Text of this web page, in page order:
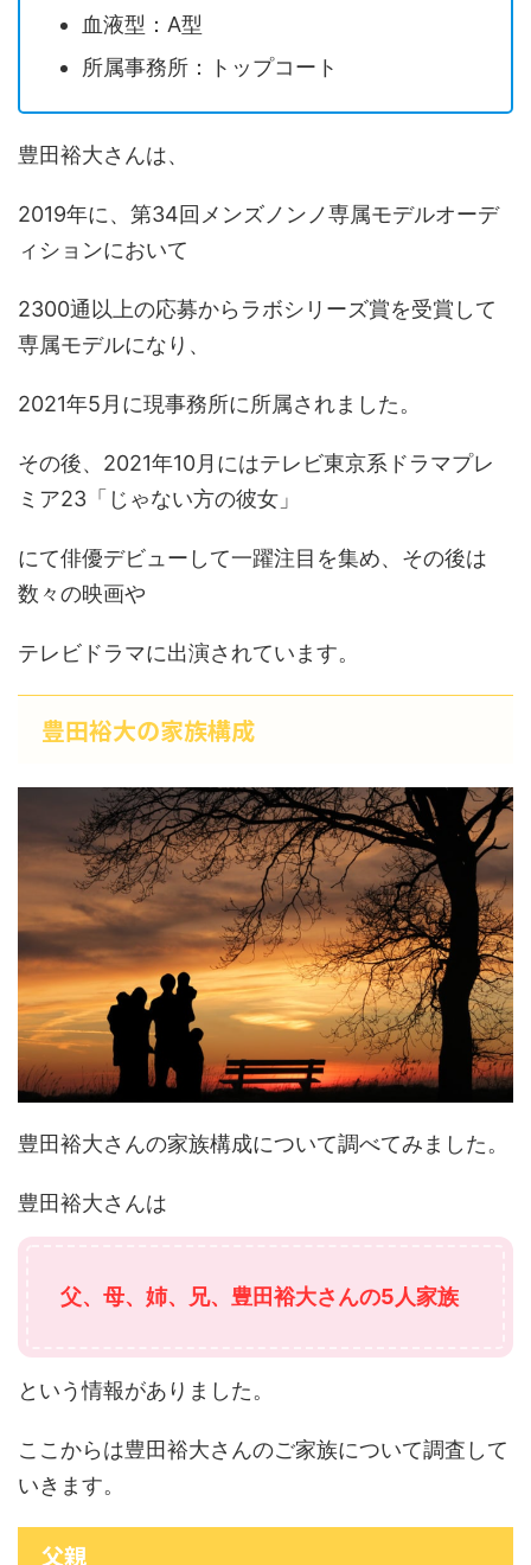
血液型：A型
所属事務所：トップコート
豊田裕大さんは、
2019年に、第34回メンズノンノ専属モデルオーデ
ィションにおいて
2300通以上の応募からラボシリーズ賞を受賞して
専属モデルになり、
2021年5月に現事務所に所属されました。
その後、2021年10月にはテレビ東京系ドラマプレ
ミア23「じゃない方の彼女」
にて俳優デビューして一躍注目を集め、その後は
数々の映画や
テレビドラマに出演されています。
豊田裕大の家族構成
豊田裕大さんの家族構成について調べてみました。
豊田裕大さんは
父、母、姉、兄、豊田裕大さんの5人家族
という情報がありました。
ここからは豊田裕大さんのご家族について調査して
いきます。
父親